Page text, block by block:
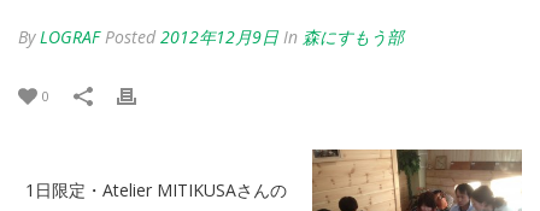
ByLOGRAF Posted 2012年12月9日 In 森にすもう部
0
1日限定・Atelier MITIKUSAさんの